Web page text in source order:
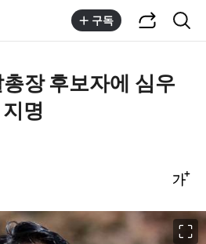
구독
장 후보자에 심우
명